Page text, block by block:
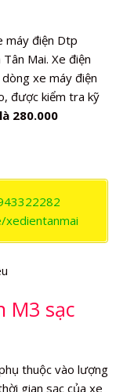
máy điện Dtp
Mai. Xe điện
xe máy điện
được kiểm tra kỹ
280.000
M3 sạc
thuộc vào lượng
gian sạc của xe